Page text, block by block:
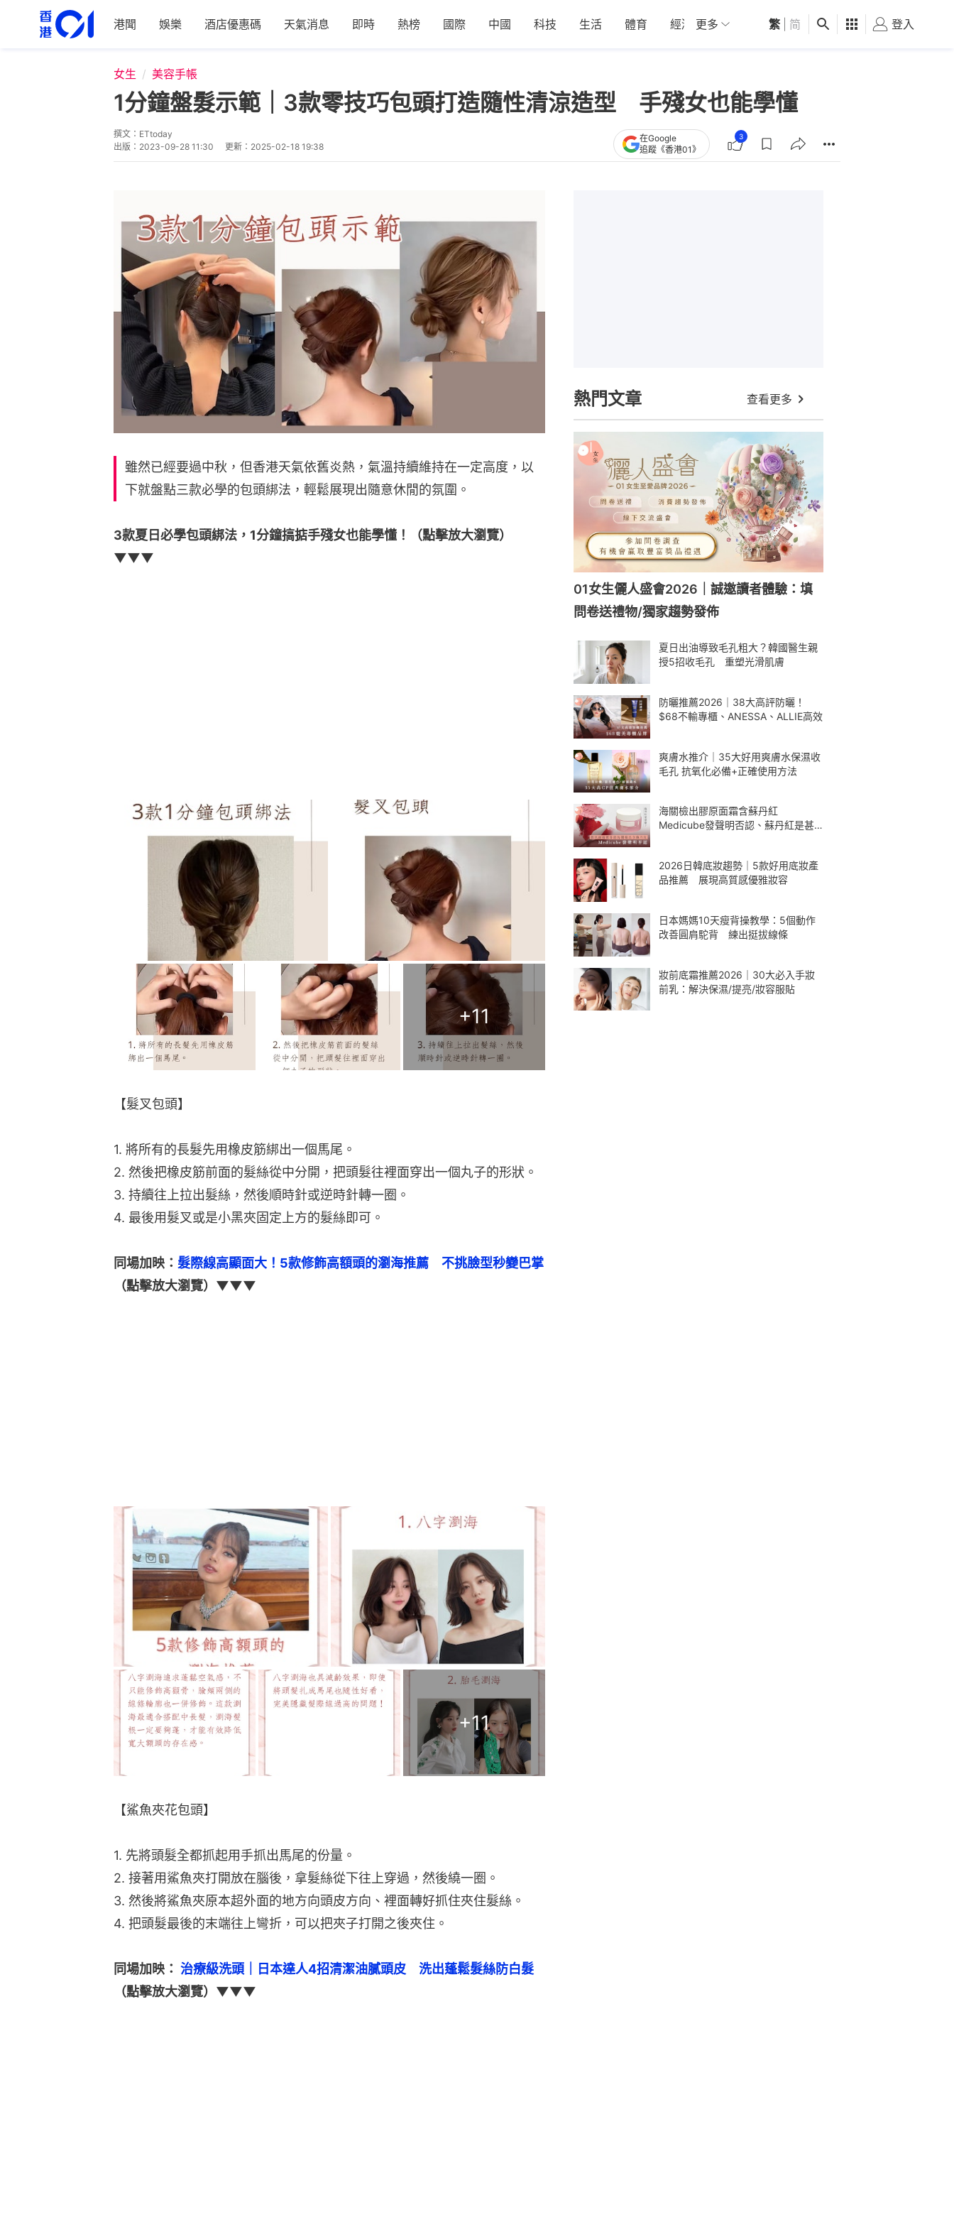
港聞 娛樂 酒店優惠碼 天氣消息 即時 熱榜 國際 中國 科技 生活 體育 經濟 01深圳 觀點 健康 好食玩飛
更多 繁 简 登入
女生 美容手帳
1分鐘盤髮示範｜3款零技巧包頭打造隨性清涼造型 手殘女也能學懂
撰文： ETtoday
出版： 2023-09-28 11:30 更新： 2025-02-18 19:38
在Google
追蹤《香港01》
3
雖然已經要過中秋，但香港天氣依舊炎熱，氣溫持續維持在一定高度，以
下就盤點三款必學的包頭綁法，輕鬆展現出隨意休閒的氛圍。
3款夏日必學包頭綁法，1分鐘搞掂手殘女也能學懂！（點擊放大瀏覽）
▼▼▼
+11
【髮叉包頭】
1. 將所有的長髮先用橡皮筋綁出一個馬尾。
2. 然後把橡皮筋前面的髮絲從中分開，把頭髮往裡面穿出一個丸子的形狀。
3. 持續往上拉出髮絲，然後順時針或逆時針轉一圈。
4. 最後用髮叉或是小黑夾固定上方的髮絲即可。
同場加映： 髮際線高顯面大！5款修飾高額頭的瀏海推薦　不挑臉型秒變巴掌
（點擊放大瀏覽）▼▼▼
+11
【鯊魚夾花包頭】
1. 先將頭髮全都抓起用手抓出馬尾的份量。
2. 接著用鯊魚夾打開放在腦後，拿髮絲從下往上穿過，然後繞一圈。
3. 然後將鯊魚夾原本超外面的地方向頭皮方向、裡面轉好抓住夾住髮絲。
4. 把頭髮最後的末端往上彎折，可以把夾子打開之後夾住。
同場加映： 治療級洗頭｜日本達人4招清潔油膩頭皮　洗出蓬鬆髮絲防白髮
（點擊放大瀏覽）▼▼▼
熱門文章 查看更多
01女生儷人盛會2026｜誠邀讀者體驗：填
問卷送禮物/獨家趨勢發佈
夏日出油導致毛孔粗大？韓國醫生親
授5招收毛孔 重塑光滑肌膚
防曬推薦2026｜38大高評防曬！
$68不輸專櫃、ANESSA、ALLIE高效
爽膚水推介｜35大好用爽膚水保濕收
毛孔 抗氧化必備+正確使用方法
海關檢出膠原面霜含蘇丹紅
Medicube發聲明否認、蘇丹紅是甚
2026日韓底妝趨勢｜5款好用底妝產
品推薦 展現高質感優雅妝容
日本媽媽10天瘦背操教學：5個動作
改善圓肩駝背 練出挺拔線條
妝前底霜推薦2026｜30大必入手妝
前乳：解決保濕/提亮/妝容服貼